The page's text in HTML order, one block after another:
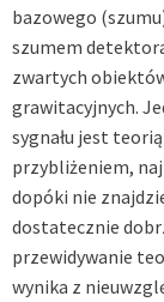
bazowego
szumem
zwartych
grawitacyjnych.
sygnału jest
przybliżeniem,
dopóki nie
dostatecznie
przewidywanie
wynika z